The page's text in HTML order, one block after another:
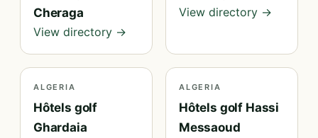
Cheraga
View directory →
View directory →
ALGERIA
Hôtels golf
Ghardaia
ALGERIA
Hôtels golf Hassi
Messaoud